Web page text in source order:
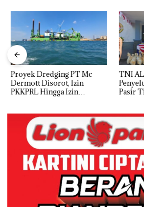
Proyek Dredging PT Mc
Dermott Disorot, Izin
PKKPRL Hingga Izin
TNI AL
Pasir